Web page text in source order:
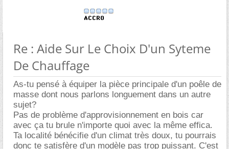
Re : Aide Sur Le Choix D'un Syteme
De Chauffage
As-tu pensé à équiper la pièce principale d'un poêle de
masse dont nous parlons longuement dans un autre
sujet?
Pas de problème d'approvisionnement en bois car
avec ça tu brule n'importe quoi avec la même effica.
Ta localité bénécifie d'un climat très doux, tu pourrais
donc te satisfère d'un modèle pas trop puissant. C'est